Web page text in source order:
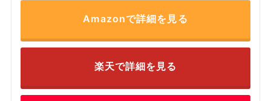
Amazonで詳細を見る
楽天で詳細を見る